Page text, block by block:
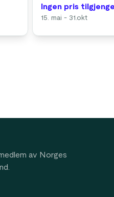
Ingen pris
15. mai - 31.okt
av Norges